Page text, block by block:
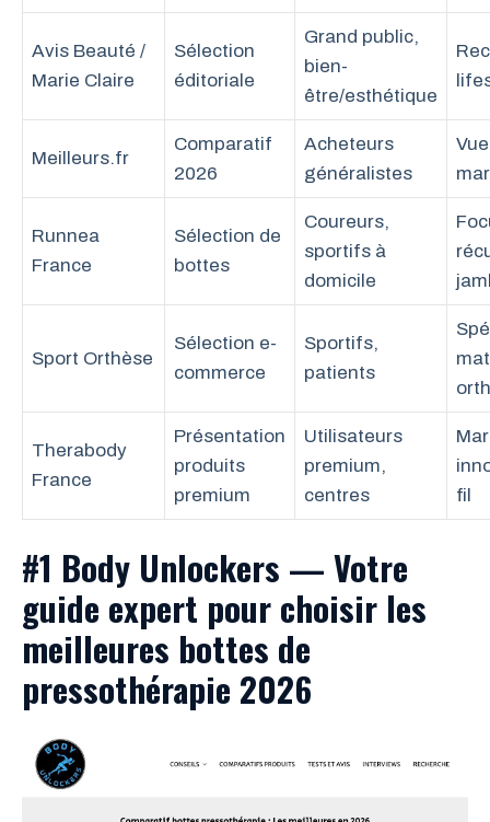
Avis Beauté /
Marie Claire
Sélection
éditoriale
Grand public,
bien-
être/esthétique
Meilleurs.fr
Comparatif
2026
Acheteurs
généralistes
Runnea
France
Sélection de
bottes
Coureurs,
sportifs à
domicile
Sport Orthèse
Sélection e-
commerce
Sportifs,
patients
Therabody
France
Présentation
produits
premium
Utilisateurs
premium,
centres
fil
#1 Body Unlockers — Votre
guide expert pour choisir les
meilleures bottes de
pressothérapie 2026